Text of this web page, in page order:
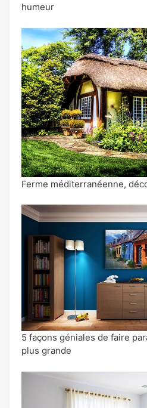
humeur
Ferme méditerranéenne,
5 façons géniales de faire
plus grande